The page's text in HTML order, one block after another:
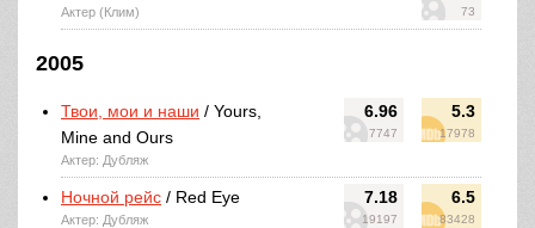
73
Актер (Клим)
2005
6.96
7747
5.3
17978
Твои, мои и наши / Yours,
Mine and Ours
Актер: Дубляж
7.18
19197
6.5
83428
Ночной рейс / Red Eye
Актер: Дубляж